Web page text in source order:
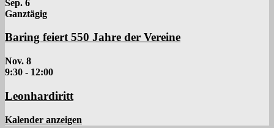
Sep. 6
Ganztägig
Baring feiert 550 Jahre der Vereine
Nov. 8
9:30 - 12:00
Leonhardiritt
Kalender anzeigen